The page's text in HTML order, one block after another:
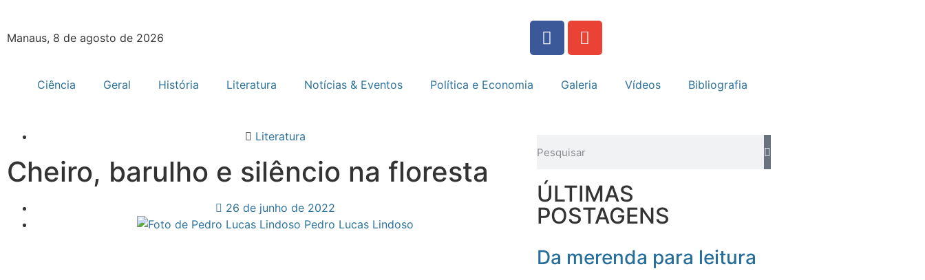
Manaus, 8 de agosto de 2026
Ciência Geral História Literatura Notícias & Eventos Política e Economia Galeria Vídeos Bibliografia
Literatura
Cheiro, barulho e silêncio na floresta
26 de junho de 2022
Pedro Lucas Lindoso
ÚLTIMAS
POSTAGENS
Da merenda para leitura